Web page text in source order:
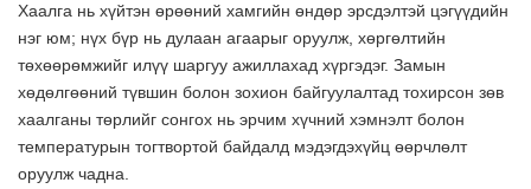
Хаалга нь хүйтэн өрөөний хамгийн өндөр эрсдэлтэй цэгүүдийн
нэг юм; нүх бүр нь дулаан агаарыг оруулж, хөргөлтийн
төхөөрөмжийг илүү шаргуу ажиллахад хүргэдэг. Замын
хөдөлгөөний түвшин болон зохион байгуулалтад тохирсон зөв
хаалганы төрлийг сонгох нь эрчим хүчний хэмнэлт болон
температурын тогтвортой байдалд мэдэгдэхүйц өөрчлөлт
оруулж чадна.